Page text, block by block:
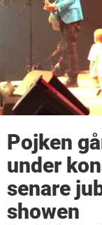
Pojken
under
senare
showen